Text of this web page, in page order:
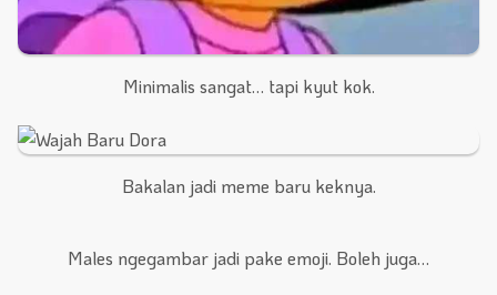
Minimalis sangat… tapi kyut kok.
Bakalan jadi meme baru keknya.
Males ngegambar jadi pake emoji. Boleh juga…